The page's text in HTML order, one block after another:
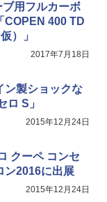
用フルカーボ
COPEN 400 TD
）」
2017年7月18日
ン製ショックな
ロ S」
2015年12月24日
クーペ コンセ
ン2016に出展
2015年12月24日